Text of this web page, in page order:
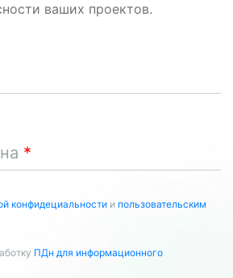
ваших проектов.
конфидециальности и пользовательским
ПДн для информационного